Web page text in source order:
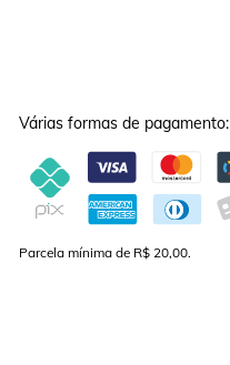
Várias formas de pagamento:
Parcela mínima de R$ 20,00.